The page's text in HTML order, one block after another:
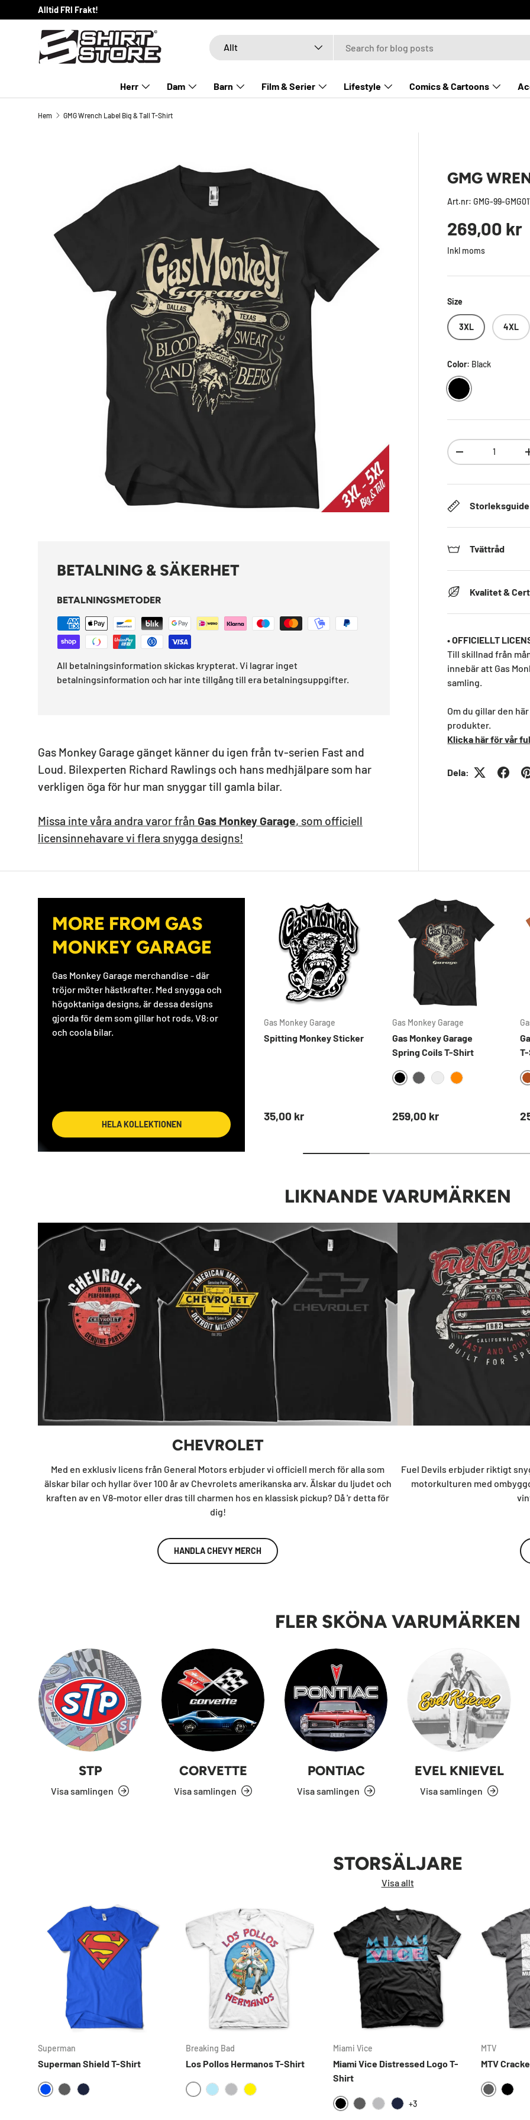
HOPPA TILL INNEHÅLLET
Alltid FRI Frakt!
Sök
Produkttyp
Allt
Herr Dam Barn Film & Serier Lifestyle Comics & Cartoons
Hem GMG Wrench Label Big & Tall T-Shirt
SKIP TO PRODUCT INFORMATION GMG
Art.nr: GMG-99-
Ordinarie
269,00 kr
Inkl moms
Size
3XL 4XL
Color: Black
BLACK
Antal
DECREASE
Storleksguide
Tvättråd
Kvalitet &
• OFFICIELLT
Till skillnad från
innebär att Gas
samling.
Om du gillar den
produkter.
Klicka här för vår
Dela:
BETALNING & SÄKERHET
BETALNINGSMETODER
All betalningsinformation skickas krypterat. Vi lagrar inget
betalningsinformation och har inte tillgång till era betalningsuppgifter.
Gas Monkey Garage gänget känner du igen från tv-serien Fast and
Loud. Bilexperten Richard Rawlings och hans medhjälpare som har
verkligen öga för hur man snyggar till gamla bilar.
Missa inte våra andra varor från Gas Monkey Garage, som officiell
licensinnehavare vi flera snygga designs!
MORE FROM GAS
MONKEY GARAGE
Gas Monkey Garage merchandise - där
tröjor möter hästkrafter. Med snygga och
högoktaniga designs, är dessa designs
gjorda för dem som gillar hot rods, V8:or
och coola bilar.
HELA KOLLEKTIONEN
Gas Monkey Garage
Spitting Monkey Sticker
Ordinarie pris
35,00 kr
Gas Monkey Garage
Gas Monkey Garage
Spring Coils T-Shirt
BLACKDARKGREYSTORMGREY
ORANGE
Ordinarie pris
259,00 kr
LIKNANDE VARUMÄRKEN
CHEVROLET
Med en exklusiv licens från General Motors erbjuder vi officiell merch för alla som
älskar bilar och hyllar över 100 år av Chevrolets amerikanska arv. Älskar du ljudet och
kraften av en V8-motor eller dras till charmen hos en klassisk pickup? Då 'r detta för
dig!
HANDLA CHEVY MERCH
Fuel Devils erbjuder riktigt
motorkulturen med
FLER SKÖNA VARUMÄRKEN
STP
Visa samlingen
CORVETTE
Visa samlingen
PONTIAC
Visa samlingen
EVEL KNIEVEL
Visa samlingen
STORSÄLJARE
Visa allt
Superman
Superman Shield T-Shirt
BLUEDARKGREY
NAVY
Breaking Bad
Los Pollos Hermanos T-Shirt
WHITESKYBLUEHEATHERGREY
YELLOW
Miami Vice
Miami Vice Distressed Logo T-
Shirt
BLACKDARKGREYHEATHERGREY
NAVY
+3
MTV
MTV
DARKGREY
BLACK